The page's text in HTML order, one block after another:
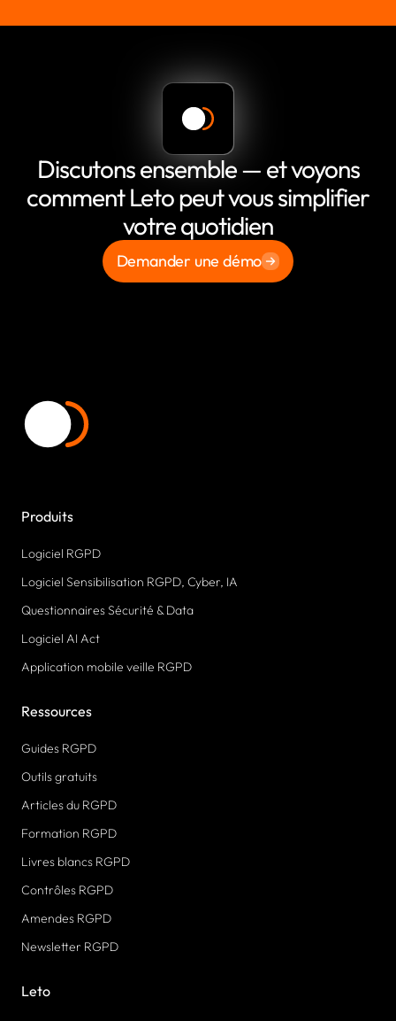
Discutons ensemble — et voyons
comment Leto peut vous simplifier
votre quotidien
Demander une démo
Produits
Logiciel RGPD
Logiciel Sensibilisation RGPD, Cyber, IA
Questionnaires Sécurité & Data
Logiciel AI Act
Application mobile veille RGPD
Ressources
Guides RGPD
Outils gratuits
Articles du RGPD
Formation RGPD
Livres blancs RGPD
Contrôles RGPD
Amendes RGPD
Newsletter RGPD
Leto